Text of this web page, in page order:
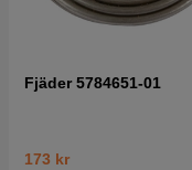
Fjäder 5784651-01
173 kr